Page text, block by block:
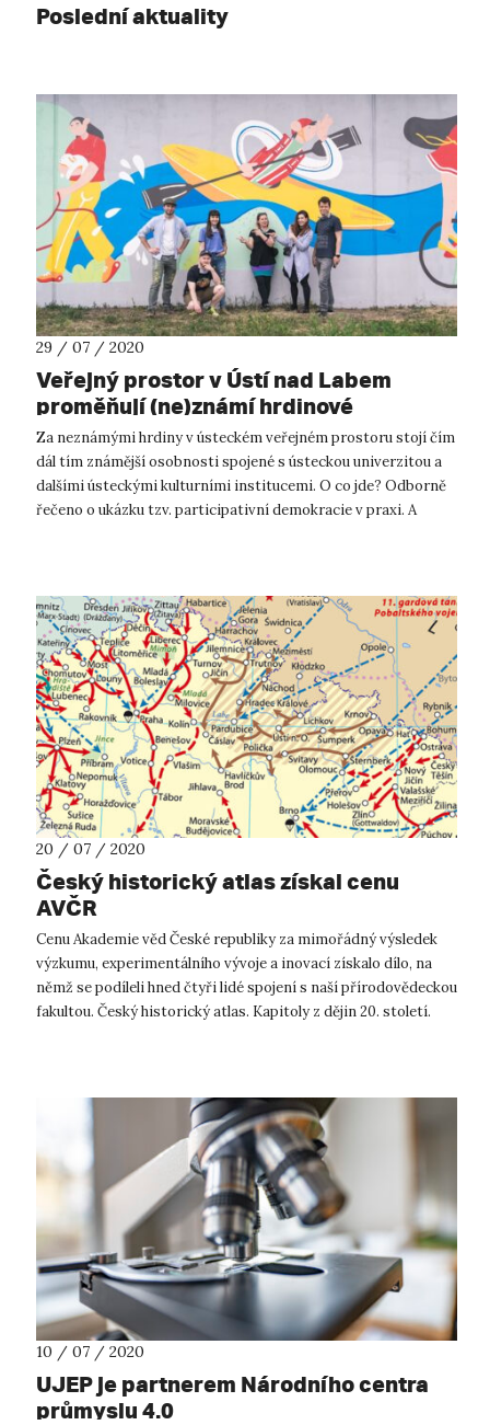
Poslední aktuality
29 / 07 / 2020
Veřejný prostor v Ústí nad Labem
proměňují (ne)známí hrdinové
Za neznámými hrdiny v ústeckém veřejném prostoru stojí čím
dál tím známější osobnosti spojené s ústeckou univerzitou a
dalšími ústeckými kulturními institucemi. O co jde? Odborně
řečeno o ukázku tzv. participativní demokracie v praxi. A
20 / 07 / 2020
Český historický atlas získal cenu
AVČR
Cenu Akademie věd České republiky za mimořádný výsledek
výzkumu, experimentálního vývoje a inovací získalo dílo, na
němž se podíleli hned čtyři lidé spojení s naší přírodovědeckou
fakultou. Český historický atlas. Kapitoly z dějin 20. století.
10 / 07 / 2020
UJEP je partnerem Národního centra
průmyslu 4.0